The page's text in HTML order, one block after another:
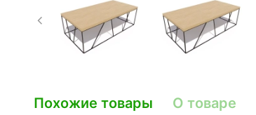
Похожие товары О товаре